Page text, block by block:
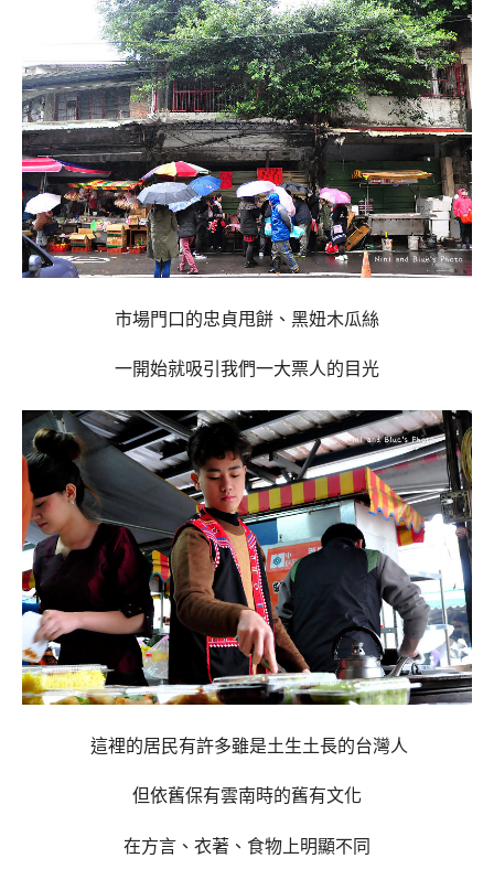
市場門口的忠貞甩餅、黑妞木瓜絲
一開始就吸引我們一大票人的目光
這裡的居民有許多雖是土生土長的台灣人
但依舊保有雲南時的舊有文化
在方言、衣著、食物上明顯不同